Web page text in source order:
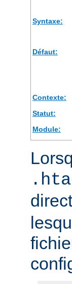
Syntaxe:
Défaut:
Contexte:
Statut:
Module: